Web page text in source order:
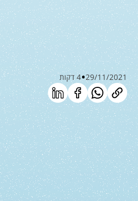
29/11/2021 4 דקות